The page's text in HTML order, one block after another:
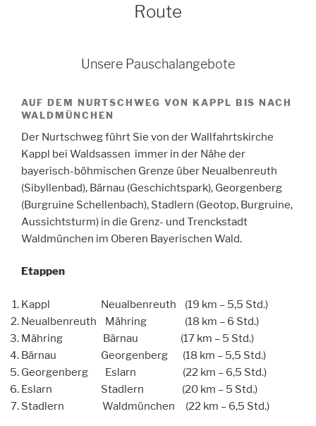
Route
Unsere Pauschalangebote
AUF DEM NURTSCHWEG VON KAPPL BIS NACH
WALDMÜNCHEN
Der Nurtschweg führt Sie von der Wallfahrtskirche
Kappl bei Waldsassen immer in der Nähe der
bayerisch-böhmischen Grenze über Neualbenreuth
(Sibyllenbad), Bärnau (Geschichtspark), Georgenberg
(Burgruine Schellenbach), Stadlern (Geotop, Burgruine,
Aussichtsturm) in die Grenz- und Trenckstadt
Waldmünchen im Oberen Bayerischen Wald.
Etappen
Kappl Neualbenreuth (19 km – 5,5 Std.)
Neualbenreuth Mähring (18 km – 6 Std.)
Mähring Bärnau (17 km – 5 Std.)
Bärnau Georgenberg (18 km – 5,5 Std.)
Georgenberg Eslarn (22 km – 6,5 Std.)
Eslarn Stadlern (20 km – 5 Std.)
Stadlern Waldmünchen (22 km – 6,5 Std.)